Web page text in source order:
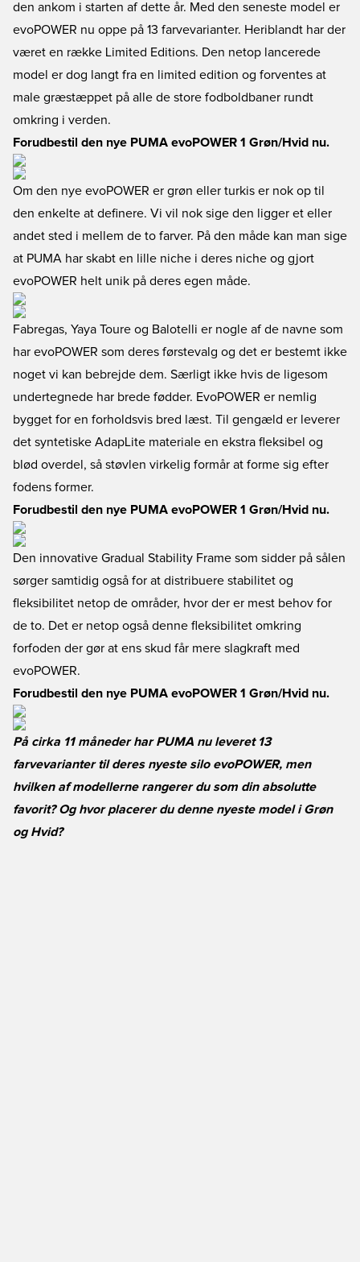
den ankom i starten af dette år. Med den seneste model er
evoPOWER nu oppe på 13 farvevarianter. Heriblandt har der
været en række Limited Editions. Den netop lancerede
model er dog langt fra en limited edition og forventes at
male græstæppet på alle de store fodboldbaner rundt
omkring i verden.
Forudbestil den nye PUMA evoPOWER 1 Grøn/Hvid nu.
Om den nye evoPOWER er grøn eller turkis er nok op til
den enkelte at definere. Vi vil nok sige den ligger et eller
andet sted i mellem de to farver. På den måde kan man sige
at PUMA har skabt en lille niche i deres niche og gjort
evoPOWER helt unik på deres egen måde.
Fabregas, Yaya Toure og Balotelli er nogle af de navne som
har evoPOWER som deres førstevalg og det er bestemt ikke
noget vi kan bebrejde dem. Særligt ikke hvis de ligesom
undertegnede har brede fødder. EvoPOWER er nemlig
bygget for en forholdsvis bred læst. Til gengæld er leverer
det syntetiske AdapLite materiale en ekstra fleksibel og
blød overdel, så støvlen virkelig formår at forme sig efter
fodens former.
Forudbestil den nye PUMA evoPOWER 1 Grøn/Hvid nu.
Den innovative Gradual Stability Frame som sidder på sålen
sørger samtidig også for at distribuere stabilitet og
fleksibilitet netop de områder, hvor der er mest behov for
de to. Det er netop også denne fleksibilitet omkring
forfoden der gør at ens skud får mere slagkraft med
evoPOWER.
Forudbestil den nye PUMA evoPOWER 1 Grøn/Hvid nu.
På cirka 11 måneder har PUMA nu leveret 13
farvevarianter til deres nyeste silo evoPOWER, men
hvilken af modellerne rangerer du som din absolutte
favorit? Og hvor placerer du denne nyeste model i Grøn
og Hvid?